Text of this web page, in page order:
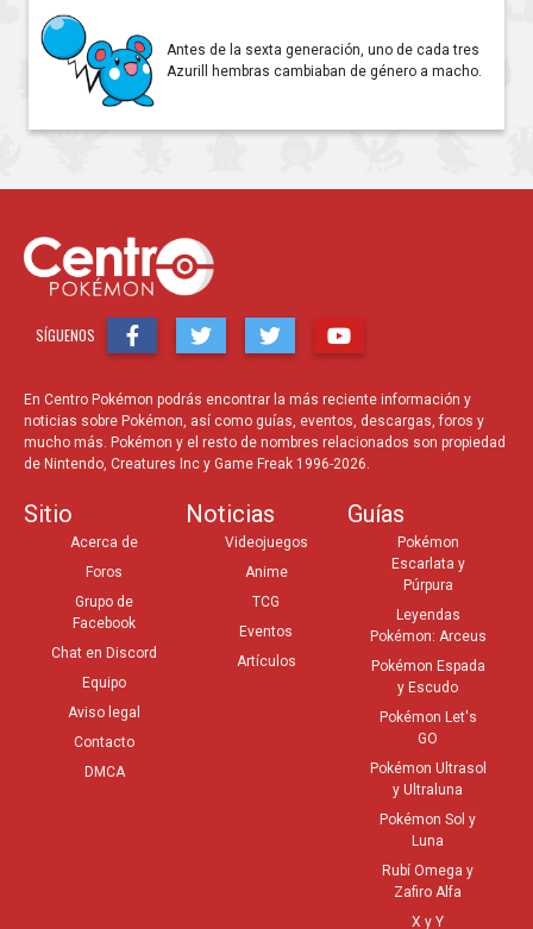
Antes de la sexta generación, uno de cada tres
Azurill hembras cambiaban de género a macho.
SÍGUENOS
En Centro Pokémon podrás encontrar la más reciente información y
noticias sobre Pokémon, así como guías, eventos, descargas, foros y
mucho más. Pokémon y el resto de nombres relacionados son propiedad
de Nintendo, Creatures Inc y Game Freak 1996-2026.
Sitio
Acerca de
Foros
Grupo de
Facebook
Chat en Discord
Equipo
Aviso legal
Contacto
DMCA
Noticias
Videojuegos
Anime
TCG
Eventos
Artículos
Guías
Pokémon
Escarlata y
Púrpura
Leyendas
Pokémon: Arceus
Pokémon Espada
y Escudo
Pokémon Let's
GO
Pokémon Ultrasol
y Ultraluna
Pokémon Sol y
Luna
Rubí Omega y
Zafiro Alfa
X y Y